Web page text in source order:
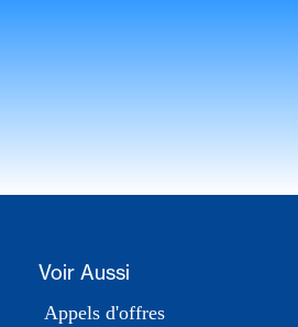
Voir Aussi
Appels d'offres